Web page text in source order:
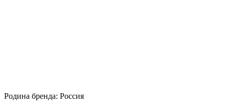
Родина бренда: Россия